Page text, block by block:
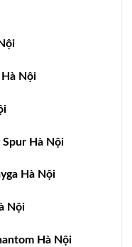
Hà Nội
Hà Nội
Hà Nội
Nội
Hà Nội